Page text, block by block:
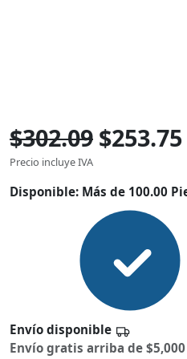
$302.09 $253.75
Precio incluye IVA
Disponible: Más de 100.00
Envío disponible
Envío gratis arriba de $5,000